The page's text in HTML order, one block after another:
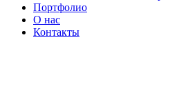
Портфолио
О нас
Контакты